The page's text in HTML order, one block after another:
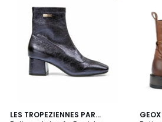
LES TROPEZIENNES PAR
4,2
GEOX
5